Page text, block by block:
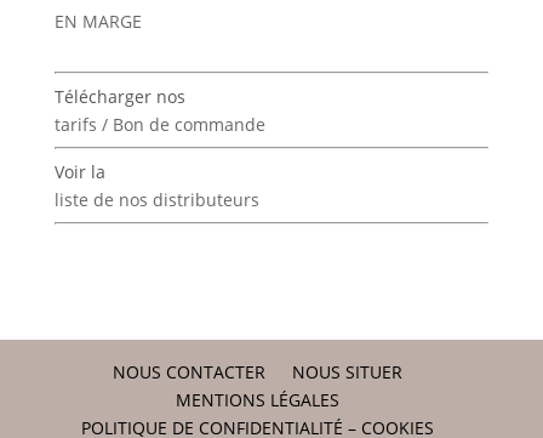
EN MARGE
Télécharger nos
tarifs / Bon de commande
Voir la
liste de nos distributeurs
NOUS CONTACTER
NOUS SITUER
MENTIONS LÉGALES
POLITIQUE DE CONFIDENTIALITÉ – COOKIES